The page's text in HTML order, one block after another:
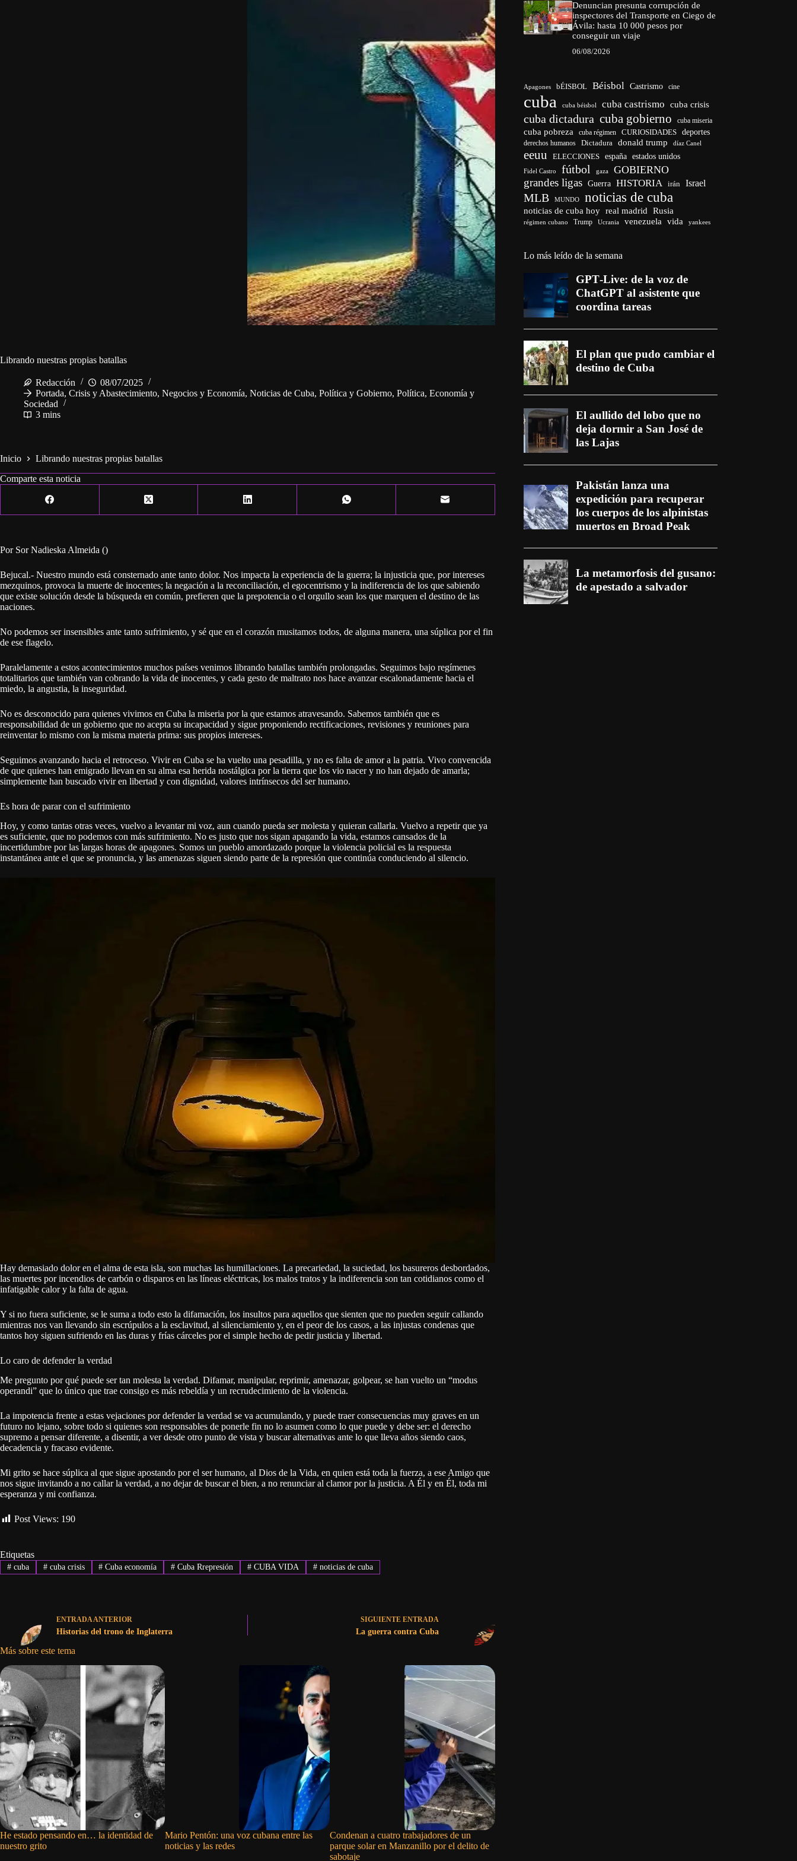
Librando nuestras propias batallas
Redacción
08/07/2025
Portada, Crisis y Abastecimiento, Negocios y Economía, Noticias de Cuba, Política y Gobierno, Política, Economía y
Sociedad
3 mins
Inicio
Librando nuestras propias batallas
Comparte esta noticia
Por Sor Nadieska Almeida ()
Bejucal.- Nuestro mundo está consternado ante tanto dolor. Nos impacta la experiencia de la guerra; la injusticia que, por intereses
mezquinos, provoca la muerte de inocentes; la negación a la reconciliación, el egocentrismo y la indiferencia de los que sabiendo
que existe solución desde la búsqueda en común, prefieren que la prepotencia o el orgullo sean los que marquen el destino de las
naciones.
No podemos ser insensibles ante tanto sufrimiento, y sé que en el corazón musitamos todos, de alguna manera, una súplica por el fin
de ese flagelo.
Paralelamente a estos acontecimientos muchos países venimos librando batallas también prolongadas. Seguimos bajo regímenes
totalitarios que también van cobrando la vida de inocentes, y cada gesto de maltrato nos hace avanzar escalonadamente hacia el
miedo, la angustia, la inseguridad.
No es desconocido para quienes vivimos en Cuba la miseria por la que estamos atravesando. Sabemos también que es
responsabilidad de un gobierno que no acepta su incapacidad y sigue proponiendo rectificaciones, revisiones y reuniones para
reinventar lo mismo con la misma materia prima: sus propios intereses.
Seguimos avanzando hacia el retroceso. Vivir en Cuba se ha vuelto una pesadilla, y no es falta de amor a la patria. Vivo convencida
de que quienes han emigrado llevan en su alma esa herida nostálgica por la tierra que los vio nacer y no han dejado de amarla;
simplemente han buscado vivir en libertad y con dignidad, valores intrínsecos del ser humano.
Es hora de parar con el sufrimiento
Hoy, y como tantas otras veces, vuelvo a levantar mi voz, aun cuando pueda ser molesta y quieran callarla. Vuelvo a repetir que ya
es suficiente, que no podemos con más sufrimiento. No es justo que nos sigan apagando la vida, estamos cansados de la
incertidumbre por las largas horas de apagones. Somos un pueblo amordazado porque la violencia policial es la respuesta
instantánea ante el que se pronuncia, y las amenazas siguen siendo parte de la represión que continúa conduciendo al silencio.
Hay demasiado dolor en el alma de esta isla, son muchas las humillaciones. La precariedad, la suciedad, los basureros desbordados,
las muertes por incendios de carbón o disparos en las líneas eléctricas, los malos tratos y la indiferencia son tan cotidianos como el
infatigable calor y la falta de agua.
Y si no fuera suficiente, se le suma a todo esto la difamación, los insultos para aquellos que sienten que no pueden seguir callando
mientras nos van llevando sin escrúpulos a la esclavitud, al silenciamiento y, en el peor de los casos, a las injustas condenas que
tantos hoy siguen sufriendo en las duras y frías cárceles por el simple hecho de pedir justicia y libertad.
Lo caro de defender la verdad
Me pregunto por qué puede ser tan molesta la verdad. Difamar, manipular, reprimir, amenazar, golpear, se han vuelto un “modus
operandi” que lo único que trae consigo es más rebeldía y un recrudecimiento de la violencia.
La impotencia frente a estas vejaciones por defender la verdad se va acumulando, y puede traer consecuencias muy graves en un
futuro no lejano, sobre todo si quienes son responsables de ponerle fin no lo asumen como lo que puede y debe ser: el derecho
supremo a pensar diferente, a disentir, a ver desde otro punto de vista y buscar alternativas ante lo que lleva años siendo caos,
decadencia y fracaso evidente.
Mi grito se hace súplica al que sigue apostando por el ser humano, al Dios de la Vida, en quien está toda la fuerza, a ese Amigo que
nos sigue invitando a no callar la verdad, a no dejar de buscar el bien, a no renunciar al clamor por la justicia. A Él y en Él, toda mi
esperanza y mi confianza.
Post Views: 190
Etiquetas
#cuba #cuba crisis # Cuba economía # Cuba Rrepresión # CUBA VIDA #noticias de cuba
ENTRADAANTERIOR
Historias del trono de Inglaterra
SIGUIENTE ENTRADA
La guerra contra Cuba
Más sobre este tema
He estado pensando en… la identidad de
nuestro grito
Mario Pentón: una voz cubana entre las
noticias y las redes
Condenan a cuatro trabajadores de un
parque solar en Manzanillo por el delito de
sabotaje
Denuncian presunta corrupción de
inspectores del Transporte en Ciego de
Ávila: hasta 10 000 pesos por
conseguir un viaje
06/08/2026
Apagones bÉISBOL Béisbol Castrismo cine
cuba cuba béisbol cuba castrismo cuba crisis
cuba dictadura cuba gobierno cuba miseria
cuba pobreza cuba régimen CURIOSIDADES deportes
derechos humanos Dictadura donald trump díaz Canel
eeuu ELECCIONES españa estados unidos
Fidel Castro fútbol gaza GOBIERNO
grandes ligas Guerra HISTORIA irán Israel
MLB MUNDO noticias de cuba
noticias de cuba hoy real madrid Rusia
régimen cubano Trump Ucrania venezuela vida yankees
Lo más leído de la semana